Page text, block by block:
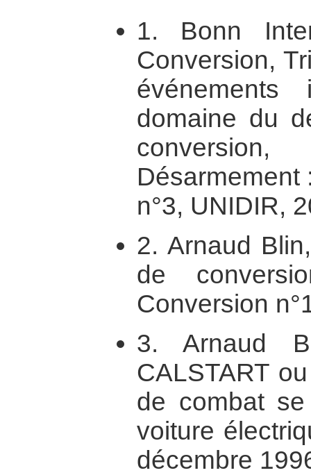
1. Bonn
Conversion,
domaine du
Désarmement
n°3, UNIDIR,
2. Arnaud
de
Conversion
3. Arnaud
CALSTART
de combat
voiture
décembre